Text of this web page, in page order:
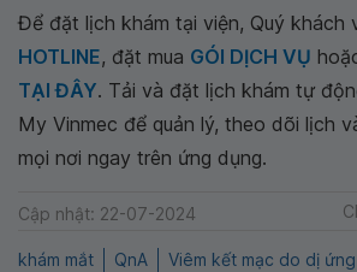
Để đặt lịch khám tại viện, Quý khách
HOTLINE, đặt mua GÓI DỊCH VỤ
TẠI ĐÂY. Tải và đặt lịch khám tự
My Vinmec để quản lý, theo dõi lịch
mọi nơi ngay trên ứng dụng.
Cập nhật: 22-07-2024
khám mắt QnA Viêm kết mạc do dị ứng